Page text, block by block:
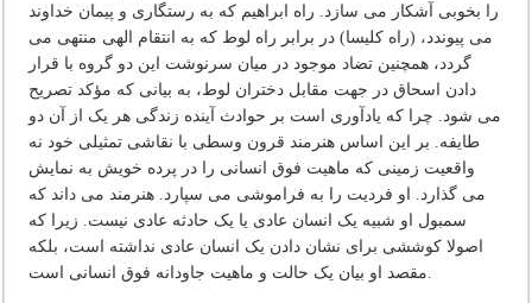
را بخوبی آشکار می سازد. راه ابراهیم که به رستگاری و پیمان خداوند
می پیوندد، (راه کلیسا) در برابر راه لوط که به انتقام الهی منتهی می
گردد، همچنین تضاد موجود در میان سرنوشت این دو گروه با قرار
دادن اسحاق در جهت مقابل دختران لوط، به بیانی که مؤکد تصریح
می شود. چرا که یادآوری است بر حوادث آینده زندگی هر یک از آن دو
طایفه. بر این اساس هنرمند قرون وسطی با نقاشی تمثیلی خود نه
واقعیت زمینی که ماهیت فوق انسانی را در پرده خویش به نمایش
می گذارد. او فردیت را به فراموشی می سپارد. هنرمند می داند که
سمبول او شبیه یک انسان عادی یا یک حادثه عادی نیست. زیرا که
اصولا کوششی برای نشان دادن یک انسان عادی نداشته است، بلکه
مقصد او بیان یک حالت و ماهیت جاودانه فوق انسانی است.